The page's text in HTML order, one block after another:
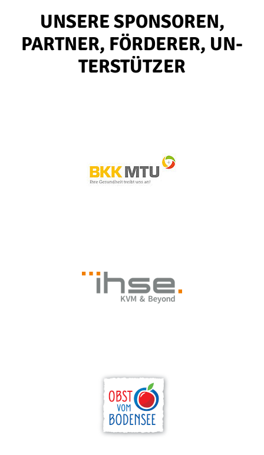
UN­SE­RE SPON­SO­REN,
PART­NER, FÖR­DE­RER, UN­
TER­STÜT­ZER